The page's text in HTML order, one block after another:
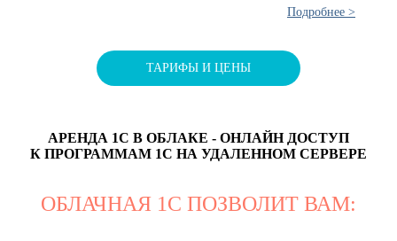
Подробнее >
ТАРИФЫ И ЦЕНЫ
АРЕНДА 1С В ОБЛАКЕ - ОНЛАЙН ДОСТУП
К ПРОГРАММАМ 1С НА УДАЛЕННОМ СЕРВЕРЕ
ОБЛАЧНАЯ 1C ПОЗВОЛИТ ВАМ: